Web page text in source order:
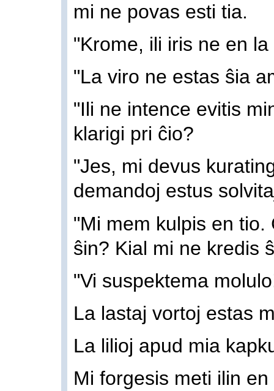
mi ne povas esti tia.
"Krome, ili iris ne en
"La viro ne estas ŝia
"Ili ne intence evitis
klarigi pri ĉio?
"Jes, mi devus
demandoj estus
"Mi mem kulpis en
ŝin? Kial mi ne kredis
"Vi suspektema
La lastaj vortoj estas
La lilioj apud mia
Mi forgesis meti ilin